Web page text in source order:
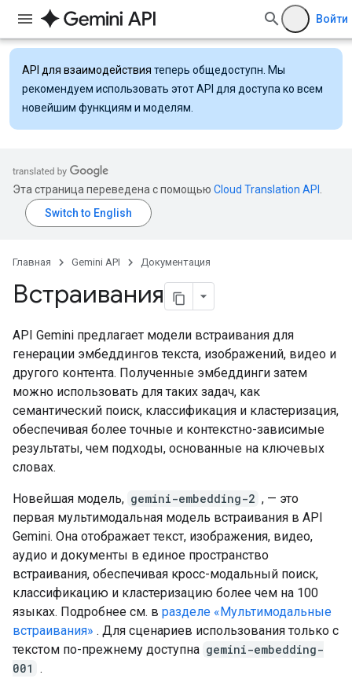
Войти
API для взаимодействия теперь общедоступн. Мы
рекомендуем использовать этот API для доступа ко всем
новейшим функциям и моделям.
Эта страница переведена с помощью Cloud Translation API
Главная Gemini API Документация
Встраивания
API Gemini предлагает модели встраивания для
генерации эмбеддингов текста, изображений, видео и
другого контента. Полученные эмбеддинги затем
можно использовать для таких задач, как
семантический поиск, классификация и кластеризация,
обеспечивая более точные и контекстно-зависимые
результаты, чем подходы, основанные на ключевых
словах.
Новейшая модель, gemini-embedding-2 , — это
первая мультимодальная модель встраивания в API
Gemini. Она отображает текст, изображения, видео,
аудио и документы в единое пространство
встраивания, обеспечивая кросс-модальный поиск,
классификацию и кластеризацию более чем на 100
языках. Подробнее см. в разделе «Мультимодальные
встраивания» . Для сценариев использования только с
текстом по-прежнему доступна gemini-embedding-
001 .